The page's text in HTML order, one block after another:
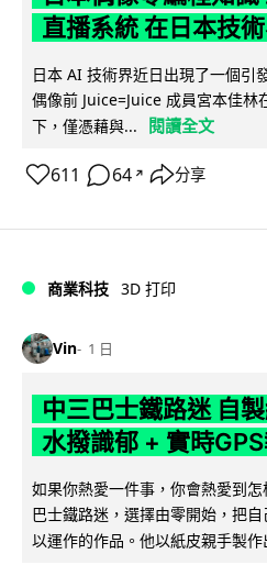
直播系統 在日本技
日本 AI 技術界近日出現了一個引
偶像前 Juice=Juice 成員宮本佳林
下，僅憑藉與...
閱讀全文
611 64 ↗ 分享
商業科技 3D 打印
Vin 1 日
中三巴士鐵路迷 自
水撥識郁 + 實時
如果你熱愛一件事，你會熱愛到
巴士鐵路迷，選擇由零開始，把
以運作的作品。他以紙皮親手製作